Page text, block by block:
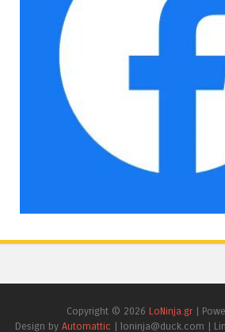
Copyright © 2026 LoNinja.gr|
Design by Automattic | loninja@duck.com |